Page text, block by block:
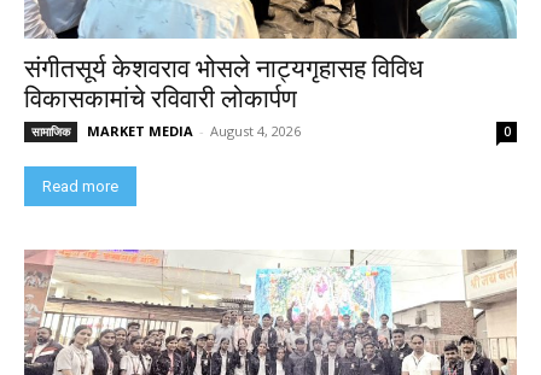
संगीतसूर्य केशवराव भोसले नाट्यगृहासह विविध
विकासकामांचे रविवारी लोकार्पण
सामाजिक MARKET MEDIA - August 4, 2026 0
Read more